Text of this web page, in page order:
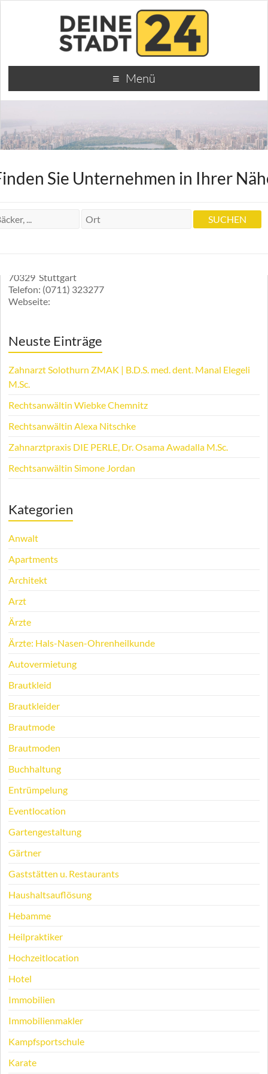
Menü
Sie Unternehmen in Ihrer
70329 Stuttgart
Telefon: (0711) 323277
Webseite:
Neuste Einträge
Zahnarzt Solothurn ZMAK | B.D.S. med. dent. Manal Elegeli
M.Sc.
Rechtsanwältin Wiebke Chemnitz
Rechtsanwältin Alexa Nitschke
Zahnarztpraxis DIE PERLE, Dr. Osama Awadalla M.Sc.
Rechtsanwältin Simone Jordan
Kategorien
Anwalt
Apartments
Architekt
Arzt
Ärzte
Ärzte: Hals-Nasen-Ohrenheilkunde
Autovermietung
Brautkleid
Brautkleider
Brautmode
Brautmoden
Buchhaltung
Entrümpelung
Eventlocation
Gartengestaltung
Gärtner
Gaststätten u. Restaurants
Haushaltsauflösung
Hebamme
Heilpraktiker
Hochzeitlocation
Hotel
Immobilien
Immobilienmakler
Kampfsportschule
Karate